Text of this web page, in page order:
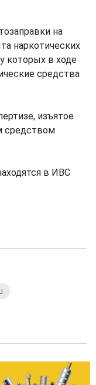
на
наркотических
которых в ходе
средства
изъятое
средством
в ИВС